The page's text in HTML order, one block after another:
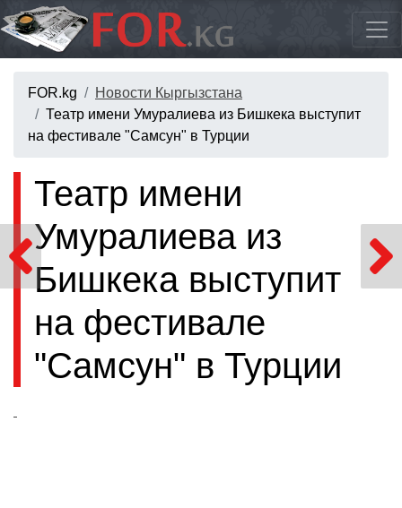
FOR.kg
Новости Кыргызстана
Театр имени Умуралиева из Бишкека выступит
на фестивале "Самсун" в Турции
Театр имени
Умуралиева из
Бишкека выступит
на фестивале
"Самсун" в Турции